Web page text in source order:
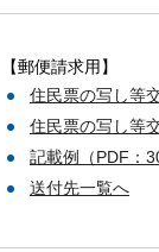
【郵便請求用】
住民票の写し等
住民票の写し等
記載例（PDF：
送付先一覧へ